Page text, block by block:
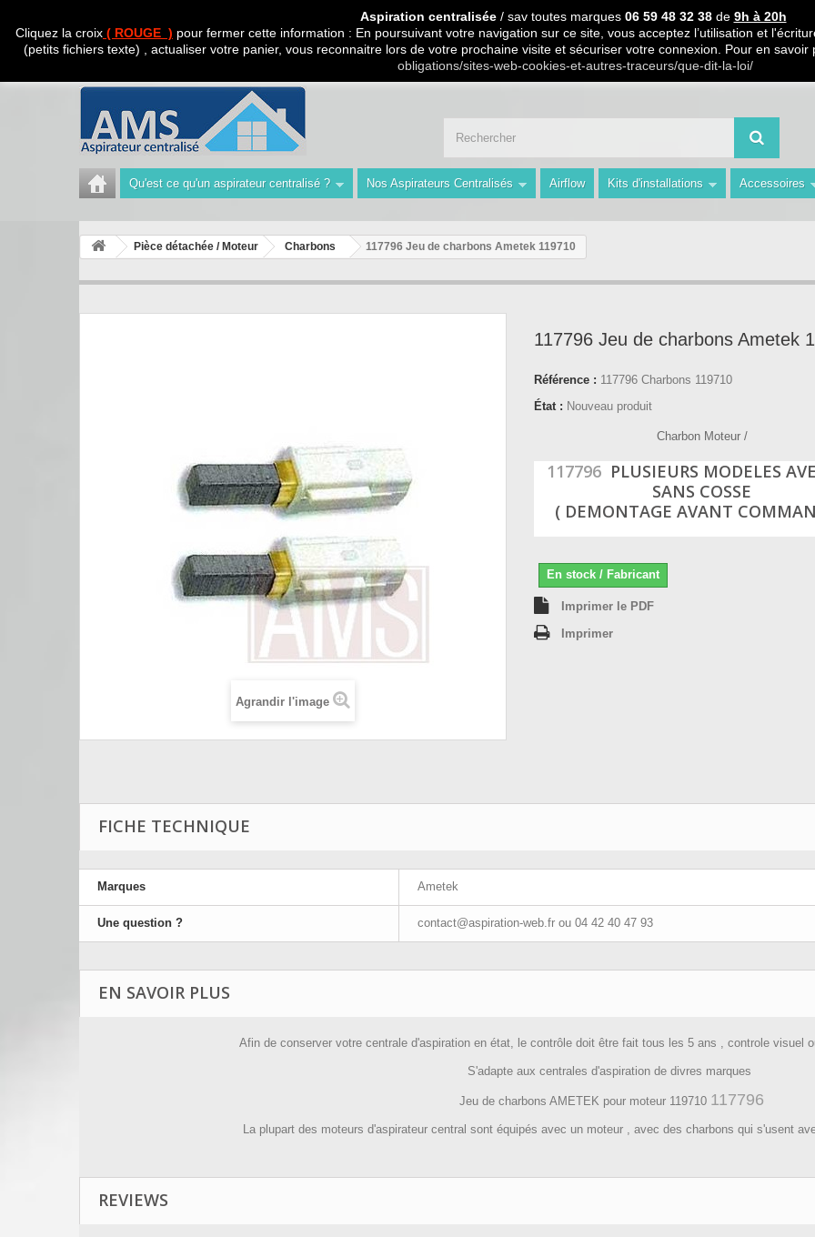
Aspiration centralisée/ sav toutes marques06 59 48 32 38de 9h à 20h
Cliquez la croix ( ROUGE ) pour fermer cette information : En poursuivant votre navigation sur ce site, vous acceptez l’utilisation et
(petits fichiers texte) , actualiser votre panier, vous reconnaitre lors de votre prochaine visite et sécuriser votre connexion. Pour en
obligations/sites-web-cookies-et-autres-traceurs/que-dit-la-loi/
CADEAU SURPRISE A PARTIR DE 99€ D ACHAT / Paiement en 3 X ou 4 X sans frais
Appelez-nous au :Tél : 04 42 40 47 93 | Technicien 06 59 48 32 38 de 9h à 20h " Les Prix du Web les Conseils en plus avec AMS
Qu'est ce qu'un aspirateur centralisé ? Nos Aspirateurs Centralisés Airflow Kits d'installations Accessoires
Pièce détachée / Moteur Charbons 117796 Jeu de charbons Ametek 119710
Agrandir l'image
117796 Jeu de charbons Ametek
Référence : 117796 Charbons 119710
État : Nouveau produit
Charbon Moteur /
117796PLUSIEURS MODELES
SANS COSSE
( DEMONTAGE AVANT
En stock / Fabricant
Imprimer le PDF
Imprimer
FICHE TECHNIQUE
Marques Ametek
Une question ? contact@aspiration-web.fr ou 04 42 40 47 93
EN SAVOIR PLUS
Afin de conserver votre centrale d'aspiration en état, le contrôle doit être fait tous les 5 ans , controle visuel
S'adapte aux centrales d'aspiration de divres marques
Jeu de charbons AMETEK pour moteur 119710 117796
La plupart des moteurs d'aspirateur central sont équipés avec un moteur , avec des charbons qui s'usent
REVIEWS